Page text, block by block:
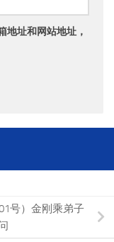
地址和网站地址，
号）金刚乘弟子